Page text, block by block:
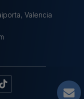
a
de
(vii)
Valencia